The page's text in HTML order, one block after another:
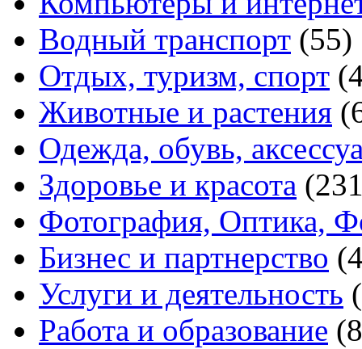
Водный транспорт (55)
Отдых, туризм, спорт
Животные и растения
Одежда, обувь,
Здоровье и красота
Фотография, Оптика,
Бизнес и партнерство
Услуги и деятельность
Работа и образование